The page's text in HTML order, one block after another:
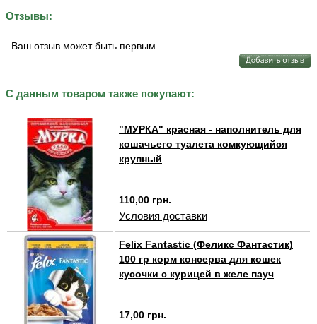
Отзывы:
Ваш отзыв может быть первым.
С данным товаром также покупают:
"МУРКА" красная - наполнитель для
кошачьего туалета комкующийся
крупный
110,00 грн.
Условия доставки
Felix Fantastic (Феликс Фантастик)
100 гр корм консерва для кошек
кусочки с курицей в желе пауч
17,00 грн.